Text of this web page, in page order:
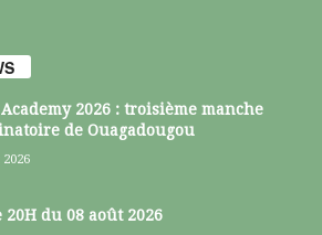
Academy 2026 : troisième manche
de Ouagadougou
20H du 08 août 2026